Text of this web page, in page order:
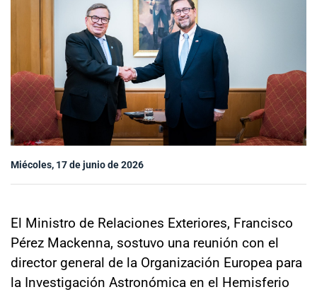
Subsecretaría de Relaciones Económicas
Internacionales
Sala de prensa
modo claro
Miécoles, 17 de junio de 2026
El Ministro de Relaciones Exteriores, Francisco
Pérez Mackenna, sostuvo una reunión con el
director general de la Organización Europea para
la Investigación Astronómica en el Hemisferio